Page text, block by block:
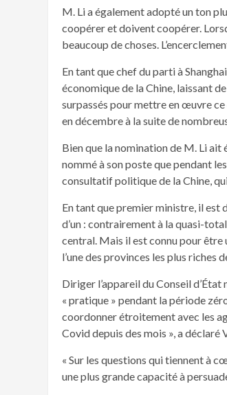
M. Li a également adopté un ton
coopérer et doivent coopérer.
beaucoup de choses.
En tant que chef du parti à
économique de la Chine, laissant
surpassés pour mettre en œuvre
en décembre à la suite de
Bien que la nomination de M. Li
nommé à son poste que pendant
consultatif politique de la Chine,
En tant que premier ministre, il est
d’un : contrairement à la quasi-
central. Mais il est connu pour
l’une des provinces les plus riches
Diriger l’appareil du Conseil
« pratique » pendant la période
coordonner étroitement avec les
Covid depuis des mois », a déclaré
« Sur les questions qui tiennent à
une plus grande capacité à